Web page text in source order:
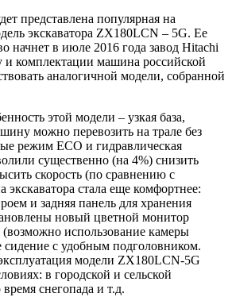
представлена популярная на
экскаватора ZX180LCN – 5G. Ее
начнет в июле 2016 года завод Hitachi
и комплектации машина российской
аналогичной модели, собранной
этой модели – узкая база,
можно перевозить на трале без
режим ECO и гидравлическая
существенно (на 4%) снизить
скорость (по сравнению с
стала еще комфортнее:
и задняя панель для хранения
новый цветной монитор
использование камеры
сидение с удобным подголовником.
модели ZX180LCN-5G
в городской и сельской
снегопада и т.д.